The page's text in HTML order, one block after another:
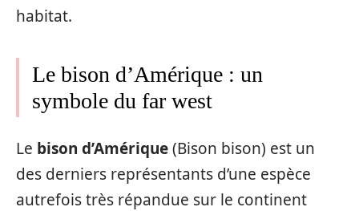
habitat.
Le bison d’Amérique : un
symbole du far west
Le bison d’Amérique(Bison bison) est un
des derniers représentants d’une espèce
autrefois très répandue sur le continent